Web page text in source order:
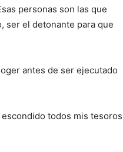
personas son las que
ser el detonante para que
antes de ser ejecutado
todos mis tesoros